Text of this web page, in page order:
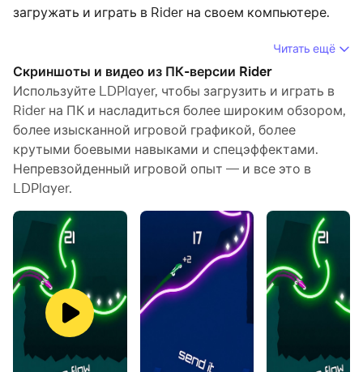
загружать и играть в Rider на своем компьютере.
Запустив Rider на компьютере, вы сможете четко
просматривать страницы на большом экране, а
управлять приложениями с помощью мыши и
клавиатуры происходит намного быстрее, чем при
использовании клавиатуры с сенсорным экраном, и
вам никогда не придется беспокоиться о мощности
вашего устройства.
синхронизации вы даже можете запускать
несколько приложений и учетных записей на своем
ПК.
Функция передачи файлов упрощает обмен
изображениями, видео и файлами.
Загрузите Rider и запустите его на своем
Читать ещё
Скриншоты и видео из ПК-версии Rider
Используйте LDPlayer, чтобы загрузить и играть в
Rider на ПК и насладиться более широким обзором,
более изысканной игровой графикой, более
крутыми боевыми навыками и спецэффектами.
Непревзойденный игровой опыт — и все это в
LDPlayer.